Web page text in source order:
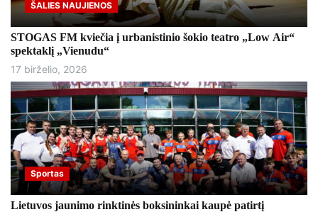
ŠALIES NAUJIENOS
STOGAS FM kviečia į urbanistinio šokio teatro „Low Air“
spektaklį „Vienudu“
17 birželio, 2026
Sportas
Lietuvos jaunimo rinktinės boksininkai kaupė patirtį